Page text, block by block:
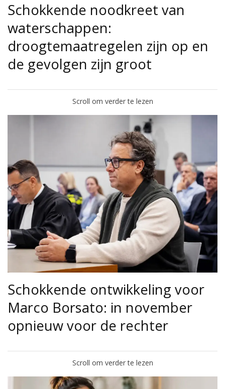
Schokkende noodkreet van
waterschappen:
droogtemaatregelen zijn op en
de gevolgen zijn groot
Scroll om verder te lezen
Schokkende ontwikkeling voor
Marco Borsato: in november
opnieuw voor de rechter
Scroll om verder te lezen